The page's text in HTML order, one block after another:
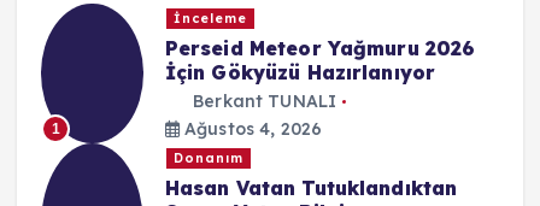
1
İnceleme
Perseid Meteor Yağmuru 2026
İçin Gökyüzü Hazırlanıyor
Berkant TUNALI
Ağustos 4, 2026
Donanım
Hasan Vatan Tutuklandıktan